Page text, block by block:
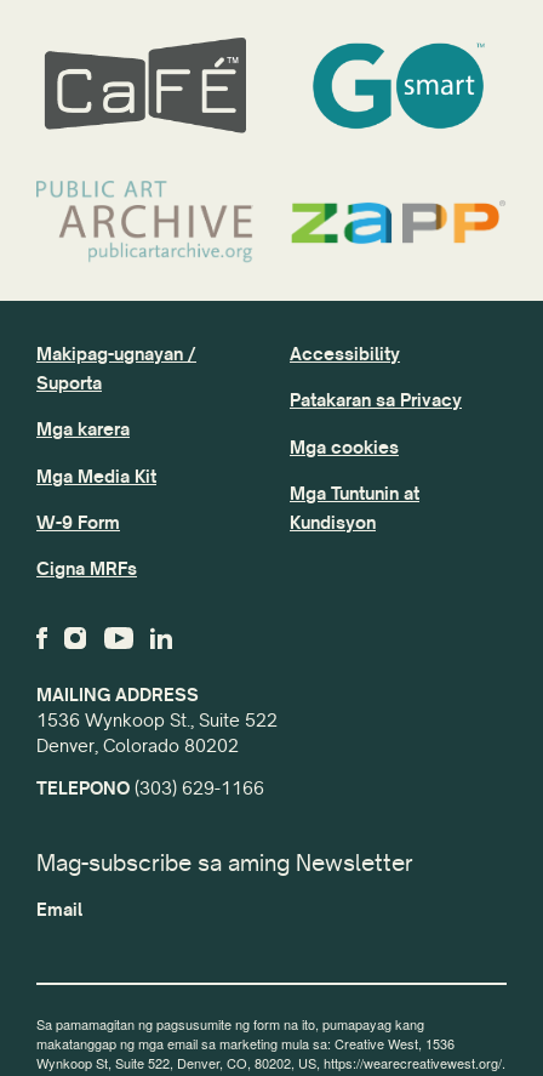
MAILING ADDRESS
1536 Wynkoop St., Suite 522
Denver, Colorado 80202
TELEPONO (303) 629-1166
Makipag-ugnayan /
Suporta
Mga karera
Mga Media Kit
W-9 Form
Cigna MRFs
Accessibility
Patakaran sa Privacy
Mga cookies
Mga Tuntunin at
Kundisyon
Mag-subscribe sa aming Newsletter
Email
Sa pamamagitan ng pagsusumite ng form na ito, pumapayag kang
makatanggap ng mga email sa marketing mula sa: Creative West, 1536
Wynkoop St, Suite 522, Denver, CO, 80202, US, https://wearecreativewest.org/.